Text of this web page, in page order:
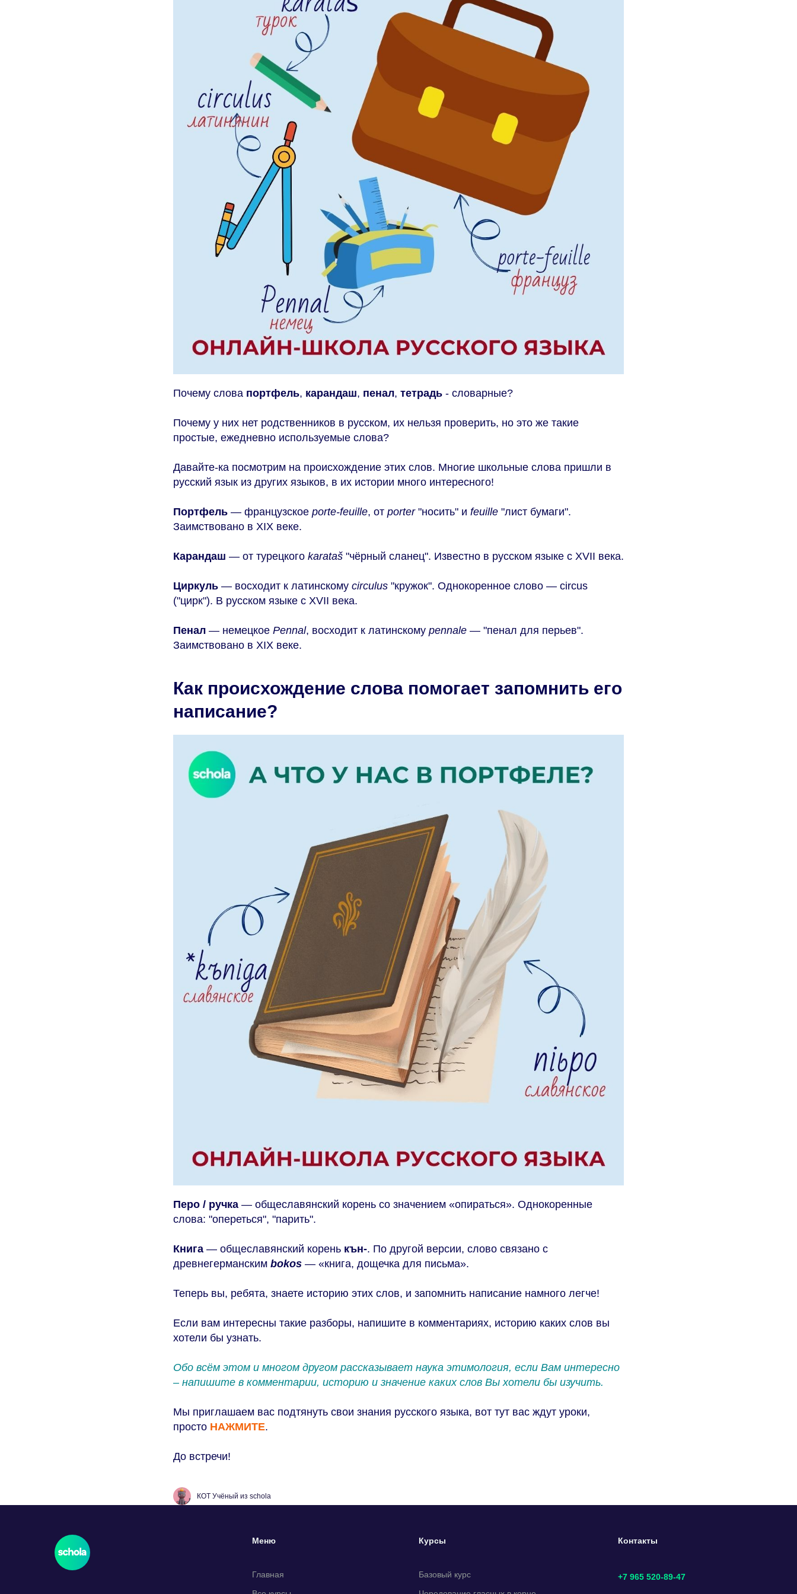
Почему слова портфель, карандаш, пенал, тетрадь - словарные?
Почему у них нет родственников в русском, их нельзя проверить, но это же такие
простые, ежедневно используемые слова?
Давайте-ка посмотрим на происхождение этих слов. Многие школьные слова пришли в
русский язык из других языков, в их истории много интересного!
Портфель — французское porte-feuille, от porter"носить" и feuille "лист бумаги".
Заимствовано в XIX веке.
Карандаш — от турецкого karataš "чёрный сланец". Известно в русском языке с XVII века.
Циркуль — восходит к латинскому circulus "кружок". Однокоренное слово — circus
("цирк"). В русском языке с XVII века.
Пенал — немецкое Pennal, восходит к латинскому pennale — "пенал для перьев".
Заимствовано в XIX веке.
Как происхождение слова помогает запомнить его
написание?
Перо / ручка — общеславянский корень со значением «опираться». Однокоренные
слова: "опереться", "парить".
Книга — общеславянский корень кън-. По другой версии, слово связано с
древнегерманским bokos — «книга, дощечка для письма».
Теперь вы, ребята, знаете историю этих слов, и запомнить написание намного легче!
Если вам интересны такие разборы, напишите в комментариях, историю каких слов вы
хотели бы узнать.
Обо всём этом и многом другом рассказывает наука этимология, если Вам интересно
– напишите в комментарии, историю и значение каких слов Вы хотели бы изучить.
Мы приглашаем вас подтянуть свои знания русского языка, вот тут вас ждут уроки,
просто НАЖМИТЕ.
До встречи!
КОТ Учёный из schola
Меню
Главная
Курсы
Базовый курс
Контакты
+7 965 520-89-47